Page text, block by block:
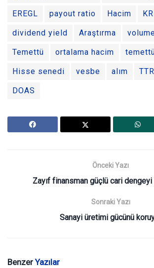
EREGL payout ratio Hacim
dividend yield Araştırma
Temettü ortalama hacim
Hisse senedi vesbe alım
DOAS
Önceki Yazı
Zayıf finansman güçlü cari
Sonraki Yazı
Sanayi üretimi gücünü
BenzerYazılar